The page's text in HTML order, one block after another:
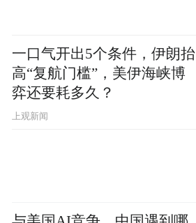
一口气开出5个条件，伊朗抬
高“复航门槛”，美伊海峡博
弈还要耗多久？
上观新闻